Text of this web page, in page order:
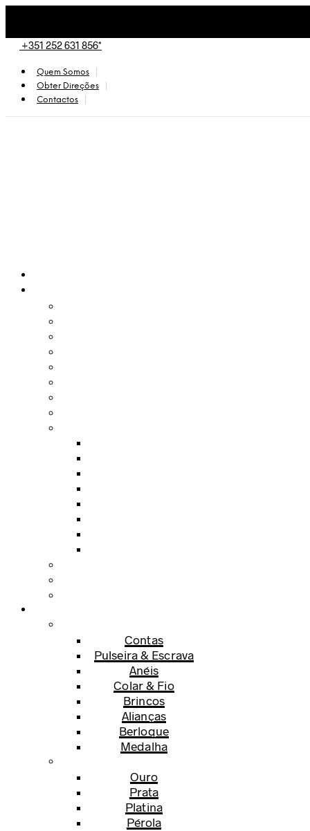
+351 252 631 856*
Quem Somos
Obter Direções
Contactos
Contas
Pulseira & Escrava
Anéis
Colar & Fio
Brincos
Alianças
Berloque
Medalha
Ouro
Prata
Platina
Pérola